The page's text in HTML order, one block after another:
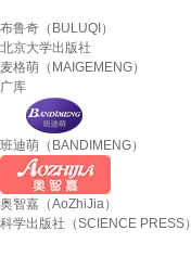
布鲁奇（BULUQI）
北京大学出版社
麦格萌（MAIGEMENG）
广库
班迪萌（BANDIMENG）
奥智嘉（AoZhiJia）
科学出版社（SCIENCE PRESS）